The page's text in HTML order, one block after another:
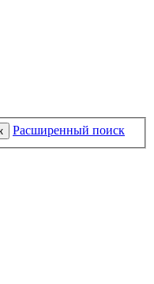
Расширенный поиск